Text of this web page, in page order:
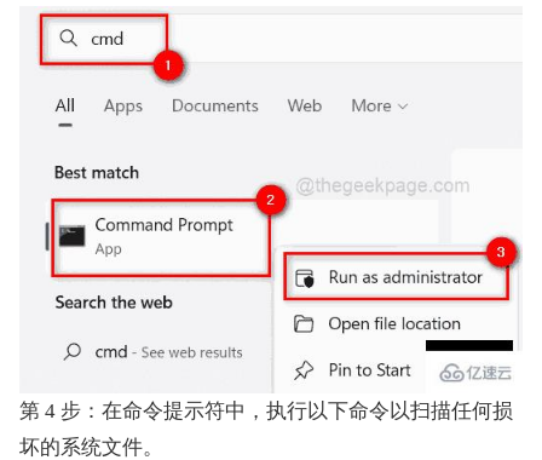
第 4 步：在命令提示符中，执行以下命令以扫描任何损
坏的系统文件。